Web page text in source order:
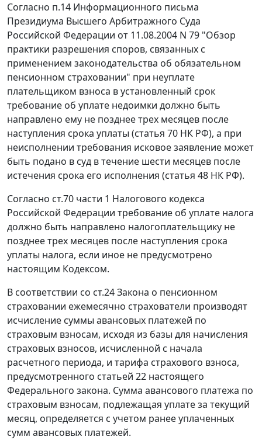
Согласно п.14 Информационного письма
Президиума Высшего Арбитражного Суда
Российской Федерации от 11.08.2004 N 79 "Обзор
практики разрешения споров, связанных с
применением законодательства об обязательном
пенсионном страховании" при неуплате
плательщиком взноса в установленный срок
требование об уплате недоимки должно быть
направлено ему не позднее трех месяцев после
наступления срока уплаты (статья 70 НК РФ), а при
неисполнении требования исковое заявление может
быть подано в суд в течение шести месяцев после
истечения срока его исполнения (статья 48 НК РФ).
Согласно ст.70 части 1 Налогового кодекса
Российской Федерации требование об уплате налога
должно быть направлено налогоплательщику не
позднее трех месяцев после наступления срока
уплаты налога, если иное не предусмотрено
настоящим Кодексом.
В соответствии со ст.24Закона о пенсионном
страховании ежемесячно страхователи производят
исчисление суммы авансовых платежей по
страховым взносам, исходя из базы для начисления
страховых взносов, исчисленной с начала
расчетного периода, и тарифа страхового взноса,
предусмотренного статьей 22 настоящего
Федерального закона. Сумма авансового платежа по
страховым взносам, подлежащая уплате за текущий
месяц, определяется с учетом ранее уплаченных
сумм авансовых платежей.